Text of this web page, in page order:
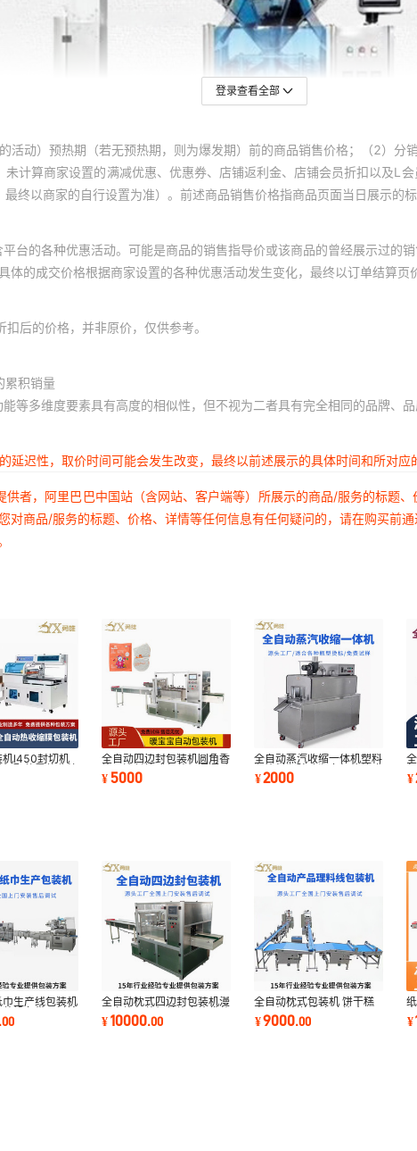
登录查看全部
活动）预热期（若无预热期，则为爆发期）前的商品销售价格；（2）
计算商家设置的满减优惠、优惠券、店铺返利金、店铺会员折扣以及L
终以商家的自行设置为准）。前述商品销售价格指商品页面当日展示的
台的各种优惠活动。可能是商品的销售指导价或该商品的曾经展示过的销
的成交价格根据商家设置的各种优惠活动发生变化，最终以订单结算页
后的价格，并非原价，仅供参考。
累积销量
等多维度要素具有高度的相似性，但不视为二者具有完全相同的品牌、品
迟性，取价时间可能会发生改变，最终以前述展示的具体时间和所对应
者，阿里巴巴中国站（含网站、客户端等）所展示的商品/服务的标题
商品/服务的标题、价格、详情等任何信息有任何疑问的，请在购买前
机l450封切机
机配件零件收缩
机
全自动四边封包装机圆角香
片四边封枕式包装机逗逗贴
包装机厂家
¥5000
全自动蒸汽收缩一体机塑料
瓶饮料瓶玻璃瓶套标热缩膜
包装机烘干机
¥2000 ¥
生产线包装机
装设备带理料输
机
00
全自动枕式四边封包装机漫
画卡片包装机单片多片袋装
封口机厂家
¥10000.00
全自动枕式包装机 饼干糕
点理料输送线 多功能食品
包装机械
¥9000.00 ¥